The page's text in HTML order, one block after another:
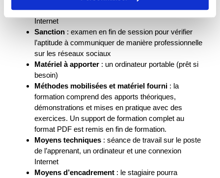
Pré-requis: maîtriser les bases de la navigation sur
Internet
Sanction : examen en fin de session pour vérifier
l’aptitude à communiquer de manière professionnelle
sur les réseaux sociaux
Matériel à apporter : un ordinateur portable (prêt si
besoin)
Méthodes mobilisées et matériel fourni : la
formation comprend des apports théoriques,
démonstrations et mises en pratique avec des
exercices. Un support de formation complet au
format PDF est remis en fin de formation.
Moyens techniques : séance de travail sur le poste
de l’apprenant, un ordinateur et une connexion
Internet
Moyens d’encadrement : le stagiaire pourra